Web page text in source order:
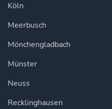
Köln
Meerbusch
Mönchengladbach
Münster
Neuss
Recklinghausen